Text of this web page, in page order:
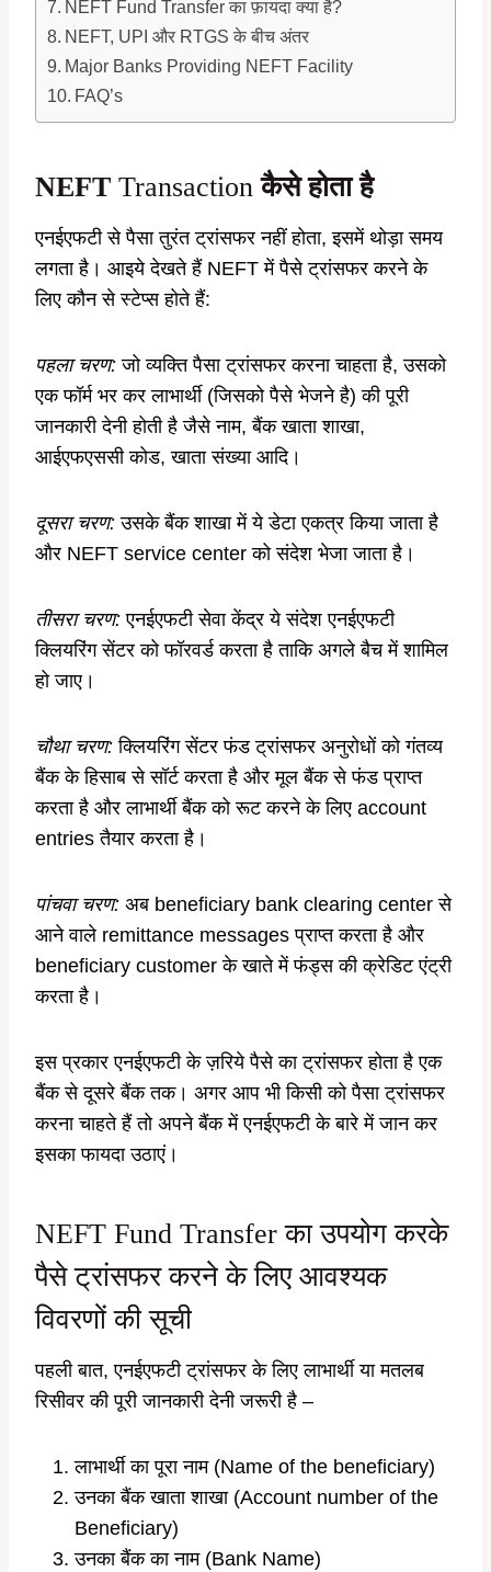
NEFT Fund Transfer का फ़ायदा क्या है?
NEFT, UPI और RTGS के बीच अंतर
Major Banks Providing NEFT Facility
FAQ’s
NEFT Transactionकैसे होता है
एनईएफटी से पैसा तुरंत ट्रांसफर नहीं होता, इसमें थोड़ा समय
लगता है। आइये देखते हैं NEFT में पैसे ट्रांसफर करने के
लिए कौन से स्टेप्स होते हैं:
पहला चरण: जो व्यक्ति पैसा ट्रांसफर करना चाहता है, उसको
एक फॉर्म भर कर लाभार्थी (जिसको पैसे भेजने है) की पूरी
जानकारी देनी होती है जैसे नाम, बैंक खाता शाखा,
आईएफएससी कोड, खाता संख्या आदि।
दूसरा चरण: उसके बैंक शाखा में ये डेटा एकत्र किया जाता है
और NEFT service center को संदेश भेजा जाता है।
तीसरा चरण: एनईएफटी सेवा केंद्र ये संदेश एनईएफटी
क्लियरिंग सेंटर को फॉरवर्ड करता है ताकि अगले बैच में शामिल
हो जाए।
चौथा चरण: क्लियरिंग सेंटर फंड ट्रांसफर अनुरोधों को गंतव्य
बैंक के हिसाब से सॉर्ट करता है और मूल बैंक से फंड प्राप्त
करता है और लाभार्थी बैंक को रूट करने के लिए account
entries तैयार करता है।
पांचवा चरण: अब beneficiary bank clearing center से
आने वाले remittance messages प्राप्त करता है और
beneficiary customer के खाते में फंड्स की क्रेडिट एंट्री
करता है।
इस प्रकार एनईएफटी के ज़रिये पैसे का ट्रांसफर होता है एक
बैंक से दूसरे बैंक तक। अगर आप भी किसी को पैसा ट्रांसफर
करना चाहते हैं तो अपने बैंक में एनईएफटी के बारे में जान कर
इसका फायदा उठाएं।
NEFT Fund Transfer का उपयोग करके
पैसे ट्रांसफर करने के लिए आवश्यक
विवरणों की सूची
पहली बात, एनईएफटी ट्रांसफर के लिए लाभार्थी या मतलब
रिसीवर की पूरी जानकारी देनी जरूरी है –
लाभार्थी का पूरा नाम (Name of the beneficiary)
उनका बैंक खाता शाखा (Account number of the
Beneficiary)
उनका बैंक का नाम (Bank Name)